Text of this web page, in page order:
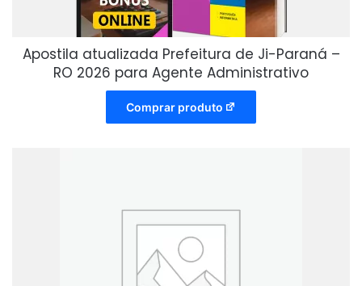
Apostila atualizada Prefeitura de Ji-Paraná –
RO 2026 para Agente Administrativo
Comprar produto